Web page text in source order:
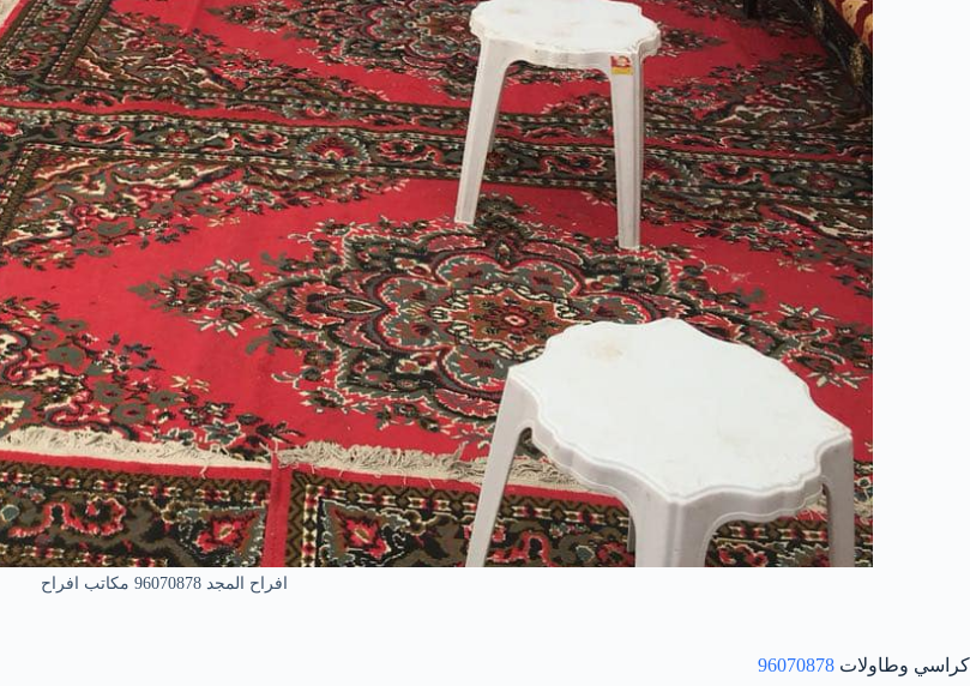
افراح المجد 96070878 مكاتب افراح
كراسي وطاولات 96070878